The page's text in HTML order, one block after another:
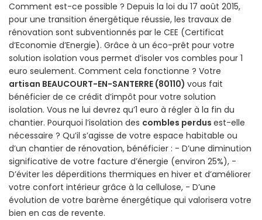
Comment est-ce possible ? Depuis la loi du 17 août 2015,
pour une transition énergétique réussie, les travaux de
rénovation sont subventionnés par le CEE (Certificat
d’Economie d’Energie). Grâce à un éco-prêt pour votre
solution isolation vous permet d’isoler vos combles pour 1
euro seulement. Comment cela fonctionne ? Votre
artisan BEAUCOURT-EN-SANTERRE (80110) vous fait
bénéficier de ce crédit d’impôt pour votre solution
isolation. Vous ne lui devrez qu’1 euro à régler à la fin du
chantier. Pourquoi l’isolation des combles perdus est-elle
nécessaire ? Qu’il s’agisse de votre espace habitable ou
d’un chantier de rénovation, bénéficier : - D’une diminution
significative de votre facture d’énergie (environ 25%), -
D’éviter les déperditions thermiques en hiver et d’améliorer
votre confort intérieur grâce à la cellulose, - D’une
évolution de votre barème énergétique qui valorisera votre
bien en cas de revente.